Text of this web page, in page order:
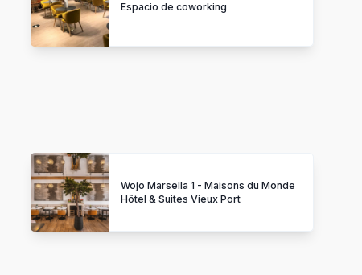
Espacio de coworking
Wojo Marsella 1 - Maisons du Monde
Hôtel & Suites Vieux Port